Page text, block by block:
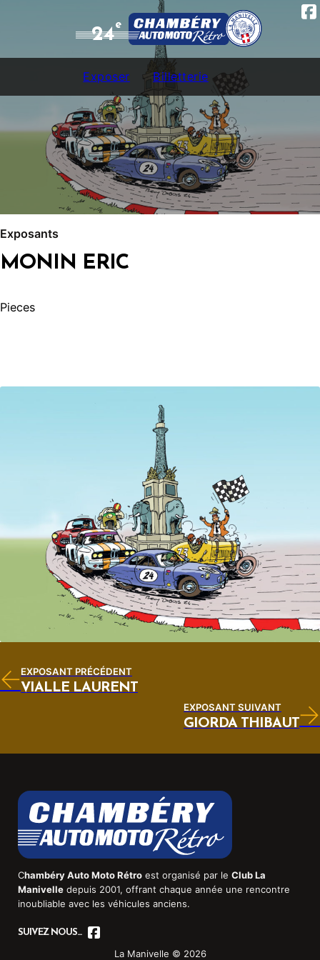
24e
Exposer Billetterie
Exposants
MONIN ERIC
Pieces
EXPOSANT PRÉCÉDENT
VIALLE LAURENT
EXPOSANT SUIVANT
GIORDA THIBAUT
Chambéry Auto Moto Rétroest organisé par le Club La
Manivelledepuis 2001, offrant chaque année une rencontre
inoubliable avec les véhicules anciens.
SUIVEZ NOUS...
La Manivelle © 2026